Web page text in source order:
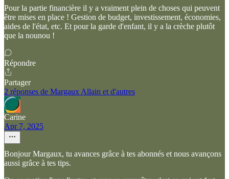
Pour la partie financière il y a vraiment plein de choses qui peuvent
être mises en place ! Gestion de budget, investissement, économies,
aides de l'état, etc. Et pour la garde d'enfant, il y a la crèche plutôt
que la nounou !
Répondre
Partager
2 réponses de Margaux Allain et d'autres
Carine
Apr 7, 2025
Bonjour Margaux, tu avances grâce à tes abonnés et nous avançons
aussi grâce à tes tips.